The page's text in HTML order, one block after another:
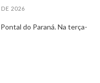
2026
do Paraná. Na terça-